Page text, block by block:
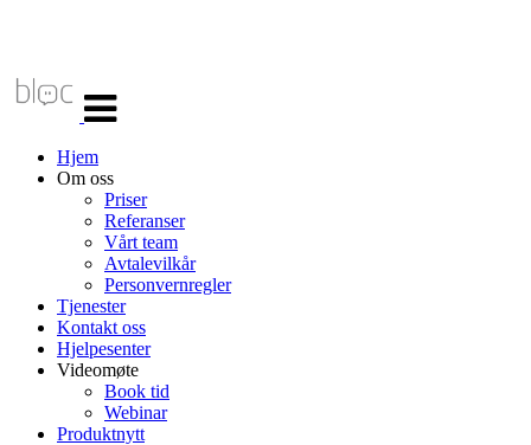
navigasjon
Hjem
Om oss
Priser
Referanser
Vårt team
Avtalevilkår
Personvernregler
Tjenester
Kontakt oss
Hjelpesenter
Videomøte
Book tid
Webinar
Produktnytt